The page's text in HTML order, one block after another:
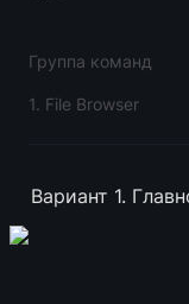
Группа команд
1. File Browser
Вариант 1.